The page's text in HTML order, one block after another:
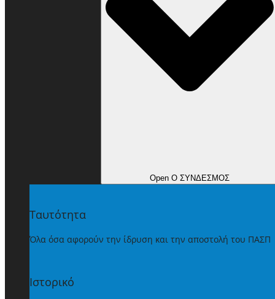
Open Ο ΣΥΝΔΕΣΜΟΣ
Ταυτότητα
Όλα όσα αφορούν την ίδρυση και την αποστολή του ΠΑΣΠ
Ιστορικό